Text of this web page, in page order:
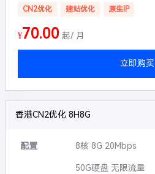
CN2优化 建站优化 原生IP
¥70.00 起/ 月
立即购买
香港CN2优化 8H8G
配置 8核 8G 20Mbps
50G硬盘 无限流量